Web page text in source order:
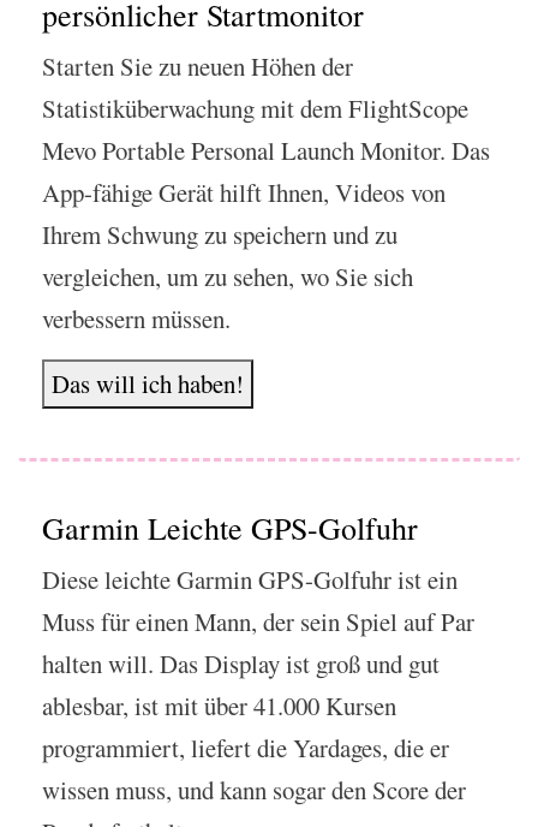
persönlicher Startmonitor
Starten Sie zu neuen Höhen der
Statistiküberwachung mit dem FlightScope
Mevo Portable Personal Launch Monitor. Das
App-fähige Gerät hilft Ihnen, Videos von
Ihrem Schwung zu speichern und zu
vergleichen, um zu sehen, wo Sie sich
verbessern müssen.
Das will ich haben!
Garmin Leichte GPS-Golfuhr
Diese leichte Garmin GPS-Golfuhr ist ein
Muss für einen Mann, der sein Spiel auf Par
halten will. Das Display ist groß und gut
ablesbar, ist mit über 41.000 Kursen
programmiert, liefert die Yardages, die er
wissen muss, und kann sogar den Score der